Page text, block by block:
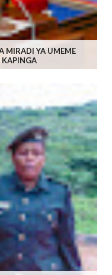
MIRADI YA UMEME
KAPINGA